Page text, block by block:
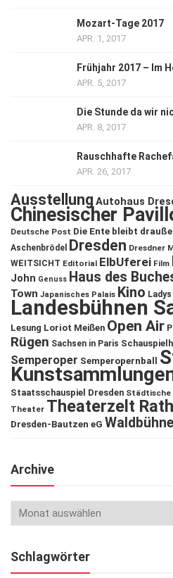
Mozart-Tage 2017
APR. 1, 2017
Frühjahr 2017 – Im
APR. 5, 2017
Die Stunde da wir
APR. 8, 2017
Rauschhafte
APR. 26, 2017
Ausstellung Autohaus
Chinesischer
Deutsche Post Die Ente bleibt
Aschenbrödel
Dresden Dresdner
WEITSICHT Editorial ElbUferei Film
John Genuss Haus des
Town Japanisches Palais Kino
Landesbühnen
Lesung Loriot Meißen Open Air
Rügen Sachsen in Paris
Semperoper Semperopernball
Staatsschauspiel Dresden Städtische
Theater Theaterzelt
Dresden-Bautzen eG
Archive
Schlagwörter